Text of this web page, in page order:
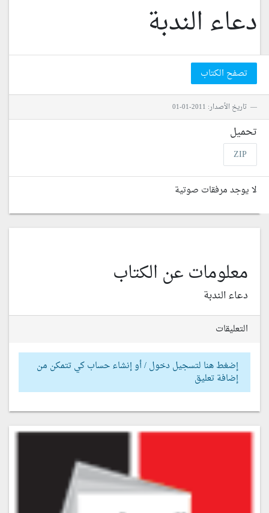
دعاء الندبة
تصفح الكتاب
تاريخ الأصدار: 2011-01-01
تحميل
ZIP
لا يوجد مرفقات صوتية
معلومات عن الكتاب
دعاء الندبة
التعليقات
إضغط هنا لتسجيل دخول / أو إنشاء حساب كي تتمكن من
إضافة تعليق